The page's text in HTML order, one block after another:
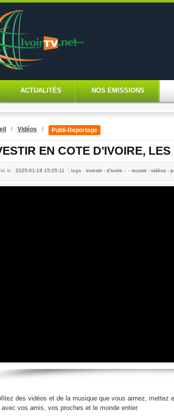
ACTUALITÉS NOS EMISSIONS
/ Vidéos / Publi-Reportage
EN COTE D'IVOIRE,
le : 2025-01-18 15:05:11 tags : investir - d'ivoire - - reussir - vidéos -
des vidéos et de la musique que vous aimez, mettez
avec vos amis, vos proches et le monde entier.